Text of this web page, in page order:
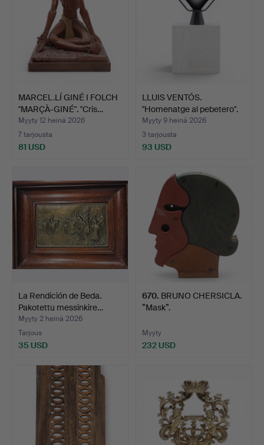
MARCEL.LÍ GINÉ I FOLCH
"MARÇÀ-GINÉ". "Cris…
Myyty 12 heinä 2026
7 tarjousta
81 USD
LLUIS VENTÓS.
"Homenatge al pebetero".
Myyty 9 heinä 2026
3 tarjousta
93 USD
La Rendición de Beda.
Pakotettu messinkire…
Myyty 2 heinä 2026
Tarjous
35 USD
670. BRUNO CHERSICLA.
”Mask”.
Myyty
232 USD